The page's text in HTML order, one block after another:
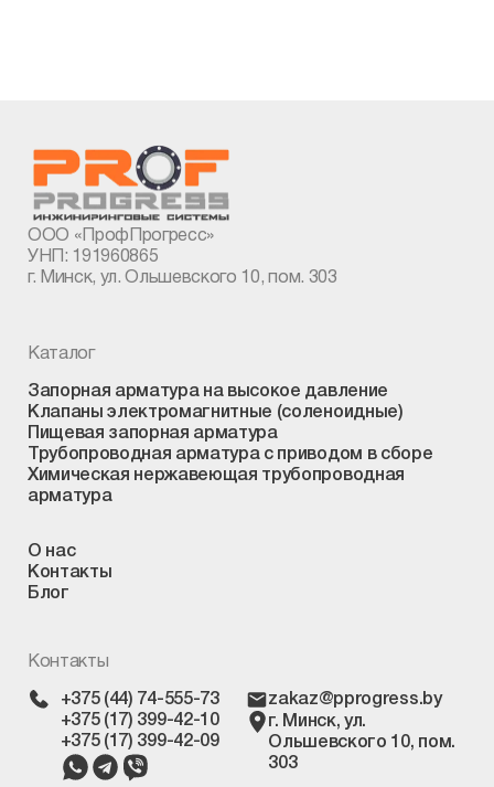
ООО «ПрофПрогресс»
УНП: 191960865
г. Минск, ул. Ольшевского 10, пом. 303
Каталог
Запорная арматура на высокое давление
Клапаны электромагнитные (соленоидные)
Пищевая запорная арматура
Трубопроводная арматура с приводом в сборе
Химическая нержавеющая трубопроводная
арматура
О нас
Контакты
Блог
Контакты
+375 (44) 74-555-73
+375 (17) 399-42-10
+375 (17) 399-42-09
zakaz@pprogress.by
г. Минск, ул.
Ольшевского 10, пом.
303